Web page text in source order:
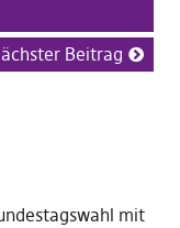
Beitrag
mit